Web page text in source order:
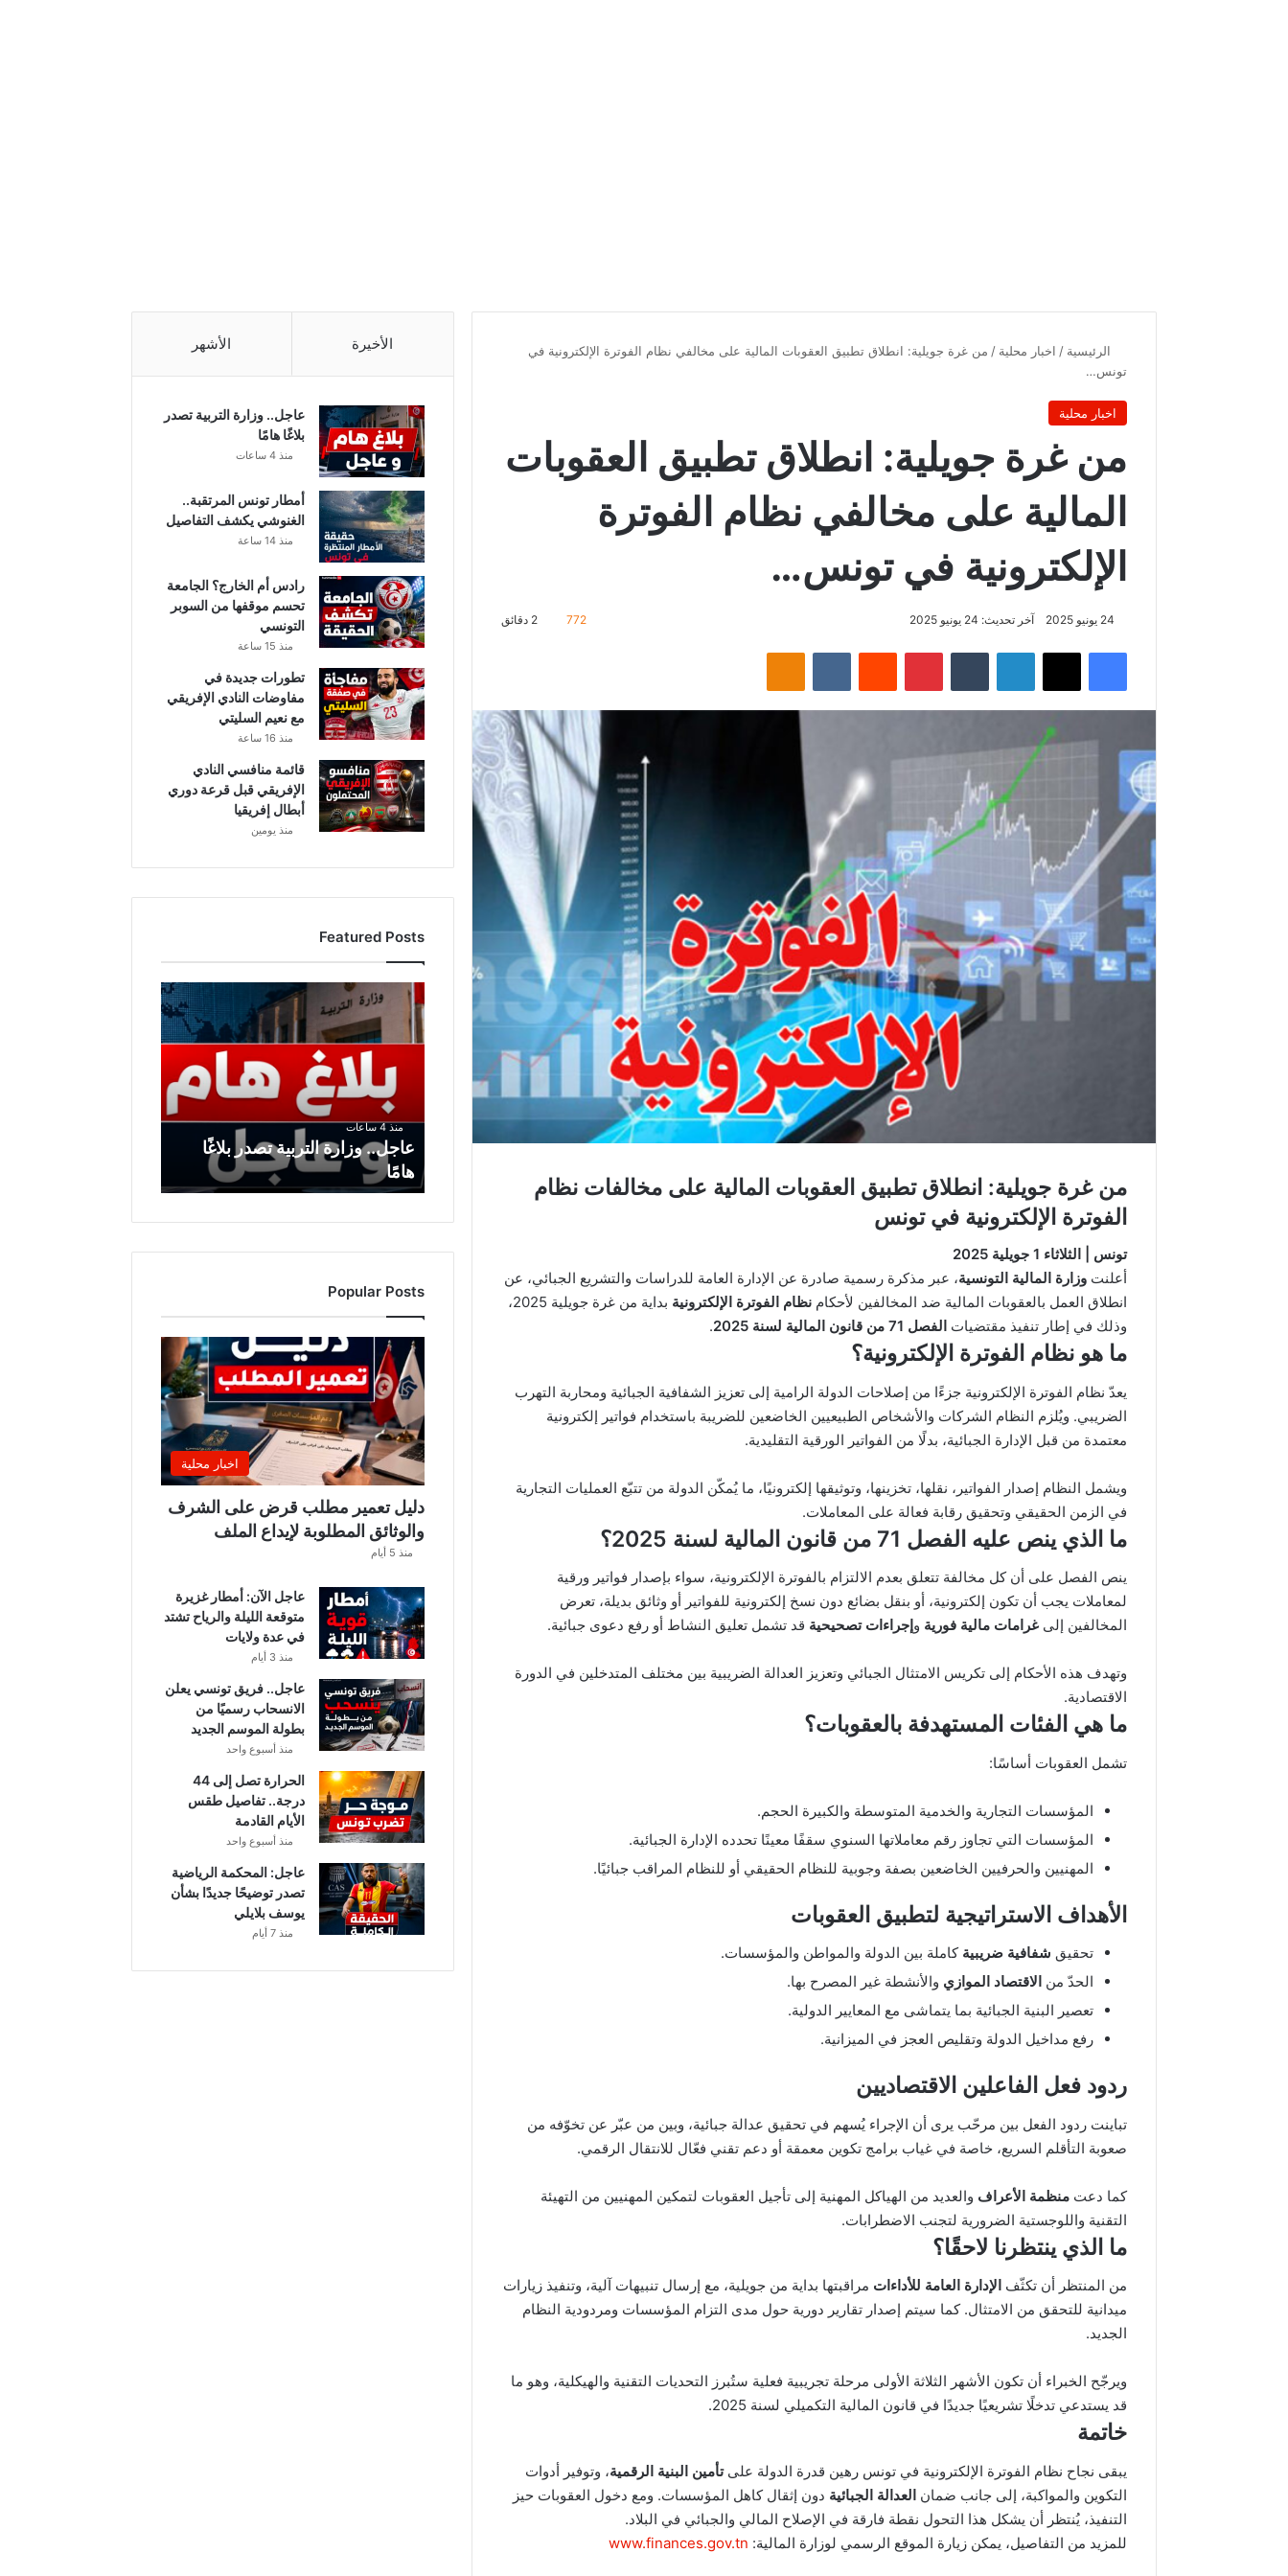
الرئيسية / اخبار محلية / من غرة جويلية: انطلاق تطبيق العقوبات المالية على مخالفي نظام الفوترة الإلكترونية في
تونس…
اخبار محلية
من غرة جويلية: انطلاق تطبيق العقوبات
المالية على مخالفي نظام الفوترة
الإلكترونية في تونس…
24 يونيو 2025 آخر تحديث: 24 يونيو 2025 772 2 دقائق
فيسبوك لينكدإن بينتيريست
من غرة جويلية: انطلاق تطبيق العقوبات المالية على مخالفات نظام
الفوترة الإلكترونية في تونس
تونس | الثلاثاء 1 جويلية 2025
أعلنت وزارة المالية التونسية، عبر مذكرة رسمية صادرة عن الإدارة العامة للدراسات والتشريع الجبائي، عن
انطلاق العمل بالعقوبات المالية ضد المخالفين لأحكام نظام الفوترة الإلكترونية
بداية من غرة جويلية 2025،
وذلك في إطار تنفيذ مقتضيات الفصل 71 من قانون المالية لسنة 2025 .
ما هو نظام الفوترة الإلكترونية؟
يعدّ نظام الفوترة الإلكترونية جزءًا من إصلاحات الدولة الرامية إلى تعزيز الشفافية الجبائية ومحاربة التهرب
الضريبي. ويُلزم النظام الشركات والأشخاص الطبيعيين الخاضعين للضريبة باستخدام فواتير إلكترونية
معتمدة من قبل الإدارة الجبائية، بدلًا من الفواتير الورقية التقليدية.
ويشمل النظام إصدار الفواتير، نقلها، تخزينها، وتوثيقها إلكترونيًا، ما يُمكّن الدولة من تتبّع العمليات التجارية
في الزمن الحقيقي وتحقيق رقابة فعالة على المعاملات.
ما الذي ينص عليه الفصل 71 من قانون المالية لسنة 2025؟
ينص الفصل على أن كل مخالفة تتعلق بعدم الالتزام بالفوترة الإلكترونية، سواء بإصدار فواتير ورقية
لمعاملات يجب أن تكون إلكترونية، أو بنقل بضائع دون نسخ إلكترونية للفواتير أو وثائق بديلة، تعرض
المخالفين إلى غرامات مالية فورية وإجراءات تصحيحية قد تشمل تعليق النشاط أو رفع دعوى جبائية.
وتهدف هذه الأحكام إلى تكريس الامتثال الجبائي وتعزيز العدالة الضريبية بين مختلف المتدخلين في الدورة
الاقتصادية.
ما هي الفئات المستهدفة بالعقوبات؟
تشمل العقوبات أساسًا:
المؤسسات التجارية والخدمية المتوسطة والكبيرة الحجم.
المؤسسات التي تجاوز رقم معاملاتها السنوي سقفًا معينًا تحدده الإدارة الجبائية.
المهنيين والحرفيين الخاضعين بصفة وجوبية للنظام الحقيقي أو للنظام المراقب جبائيًا.
الأهداف الاستراتيجية لتطبيق العقوبات
تحقيق شفافية ضريبية كاملة بين الدولة والمواطن والمؤسسات.
الحدّ من الاقتصاد الموازي والأنشطة غير المصرح بها.
تعصير البنية الجبائية بما يتماشى مع المعايير الدولية.
رفع مداخيل الدولة وتقليص العجز في الميزانية.
ردود فعل الفاعلين الاقتصاديين
تباينت ردود الفعل بين مرحّب يرى أن الإجراء يُسهم في تحقيق عدالة جبائية، وبين من عبّر عن تخوّفه من
صعوبة التأقلم السريع، خاصة في غياب برامج تكوين معمقة أو دعم تقني فعّال للانتقال الرقمي.
كما دعت منظمة الأعراف والعديد من الهياكل المهنية إلى تأجيل العقوبات لتمكين المهنيين من التهيئة
التقنية واللوجستية الضرورية لتجنب الاضطرابات.
ما الذي ينتظرنا لاحقًا؟
من المنتظر أن تكثّف الإدارة العامة للأداءات مراقبتها بداية من جويلية، مع إرسال تنبيهات آلية، وتنفيذ زيارات
ميدانية للتحقق من الامتثال. كما سيتم إصدار تقارير دورية حول مدى التزام المؤسسات ومردودية النظام
الجديد.
ويرجّح الخبراء أن تكون الأشهر الثلاثة الأولى مرحلة تجريبية فعلية ستُبرز التحديات التقنية والهيكلية، وهو ما
قد يستدعي تدخلًا تشريعيًا جديدًا في قانون المالية التكميلي لسنة 2025.
خاتمة
يبقى نجاح نظام الفوترة الإلكترونية في تونس رهين قدرة الدولة علىتأمين البنية الرقمية، وتوفير أدوات
التكوين والمواكبة، إلى جانب ضمان العدالة الجبائية دون إثقال كاهل المؤسسات. ومع دخول العقوبات حيز
التنفيذ، يُنتظر أن يشكل هذا التحول نقطة فارقة في الإصلاح المالي والجبائي في البلاد.
للمزيد من التفاصيل، يمكن زيارة الموقع الرسمي لوزارة المالية: www.finances.gov.tn
الأخيرة الأشهر
عاجل.. وزارة التربية تصدر
بلاغًا هامًا
منذ 4 ساعات
أمطار تونس المرتقبة..
الغنوشي يكشف التفاصيل
منذ 14 ساعة
رادس أم الخارج؟ الجامعة
تحسم موقفها من السوبر
التونسي
منذ 15 ساعة
تطورات جديدة في
مفاوضات النادي الإفريقي
مع نعيم السليتي
منذ 16 ساعة
قائمة منافسي النادي
الإفريقي قبل قرعة دوري
أبطال إفريقيا
منذ يومين
Featured Posts
ع
ا
ج
ر
ة
ت
ب
ي
ة
ص
د
ر
ب
ل
ا
ا
ه
ا
منذ 4 ساعات
عاجل.. وزارة التربية تصدر بلاغًا
هامًا
Popular Posts
اخبار محلية
دليل تعمير مطلب قرض على الشرف
والوثائق المطلوبة لإيداع الملف
منذ 5 أيام
عاجل الآن: أمطار غزيرة
متوقعة الليلة والرياح تشتد
في عدة ولايات
منذ 3 أيام
عاجل.. فريق تونسي يعلن
الانسحاب رسميًا من
بطولة الموسم الجديد
منذ أسبوع واحد
الحرارة تصل إلى 44
درجة.. تفاصيل طقس
الأيام القادمة
منذ أسبوع واحد
عاجل: المحكمة الرياضية
تصدر توضيحًا جديدًا بشأن
يوسف بلايلي
منذ 7 أيام